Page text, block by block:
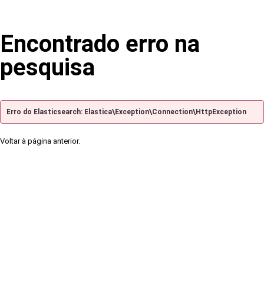
Encontrado erro na
pesquisa
Erro do Elasticsearch: Elastica\Exception\Connection\HttpException
Voltar à página anterior.